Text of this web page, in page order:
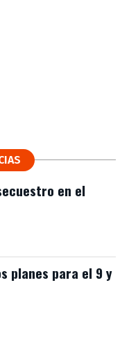
en el
planes para el 9 y